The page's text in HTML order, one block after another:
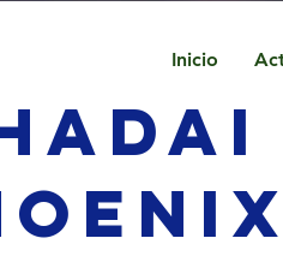
Inicio